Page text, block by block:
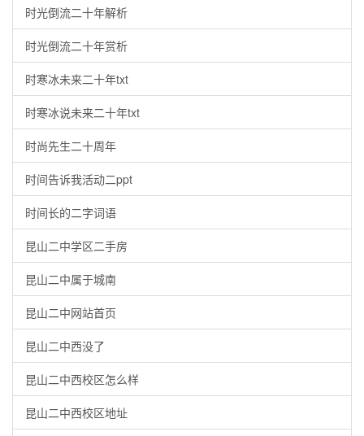
时光倒流二十年解析
时光倒流二十年赏析
时寒冰未来二十年txt
时寒冰说未来二十年txt
时尚先生二十周年
时间告诉我活动二ppt
时间长的二字词语
昆山二中学区二手房
昆山二中属于城南
昆山二中网站首页
昆山二中西没了
昆山二中西校区怎么样
昆山二中西校区地址